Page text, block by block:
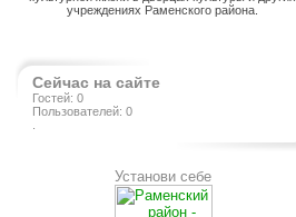
учреждениях Раменского района.
Сейчас на сайте
Гостей: 0
Пользователей: 0
Установи себе